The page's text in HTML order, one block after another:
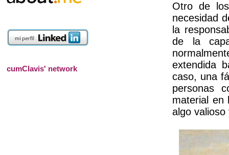
Otro de
necesidad
la
de la
extendida
caso, una
personas
material en
algo
cumClavis' network